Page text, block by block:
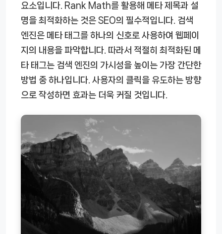
요소입니다. Rank Math를 활용해 메타 제목과 설
명을 최적화하는 것은 SEO의 필수적입니다. 검색
엔진은 메타 태그를 하나의 신호로 사용하여 웹페이
지의 내용을 파악합니다. 따라서 적절히 최적화된 메
타 태그는 검색 엔진의 가시성을 높이는 가장 간단한
방법 중 하나입니다. 사용자의 클릭을 유도하는 방향
으로 작성하면 효과는 더욱 커질 것입니다.